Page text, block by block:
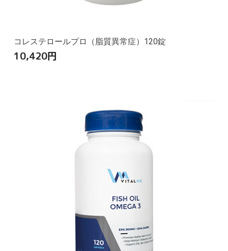
コレステロールプロ（脂質異常症）120錠
10,420円